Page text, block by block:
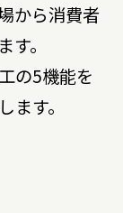
から消費者
。
の5機能を
す。